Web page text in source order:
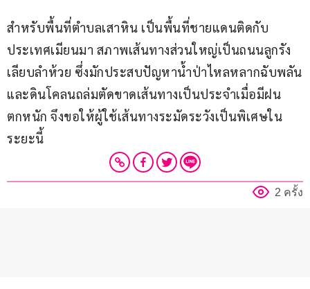
สำหรับพื้นที่ตำบลเสาหิน เป็นพื้นที่ชายแดนติดกับ
ประเทศเมียนมา สภาพเส้นทางส่วนใหญ่เป็นถนนลูกรัง
เลียบลำห้วย ซึ่งมักประสบปัญหาน้ำป่าไหลหลากฉับพลัน
และดินโคลนถล่มตัดขาดเส้นทางเป็นประจำเมื่อมีฝน
ตกหนัก จึงขอให้ผู้ใช้เส้นทางระมัดระวังเป็นพิเศษใน
ระยะนี้
2 ครั้ง